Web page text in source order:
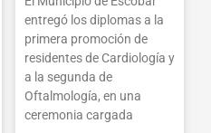
entregó los diplomas a la
primera promoción de
residentes de Cardiología y
a la segunda de
Oftalmología, en una
ceremonia cargada